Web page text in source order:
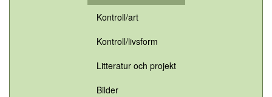
Kontroll/art
Kontroll/livsform
Litteratur och projekt
Bilder